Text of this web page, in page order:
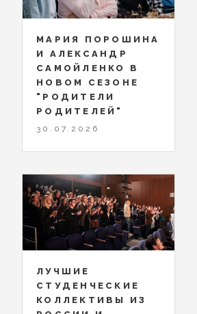
МАРИЯ ПОРОШИНА
И АЛЕКСАНДР
САМОЙЛЕНКО В
НОВОМ СЕЗОНЕ
"РОДИТЕЛИ
РОДИТЕЛЕЙ"
30.07.2026
ЛУЧШИЕ
СТУДЕНЧЕСКИЕ
КОЛЛЕКТИВЫ ИЗ